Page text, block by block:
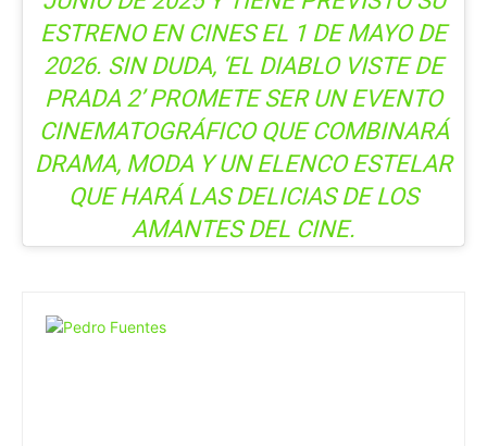
ESTRENO EN CINES EL 1 DE MAYO DE
2026. SIN DUDA, ‘EL DIABLO VISTE DE
PRADA 2’ PROMETE SER UN EVENTO
CINEMATOGRÁFICO QUE COMBINARÁ
DRAMA, MODA Y UN ELENCO ESTELAR
QUE HARÁ LAS DELICIAS DE LOS
AMANTES DEL CINE.